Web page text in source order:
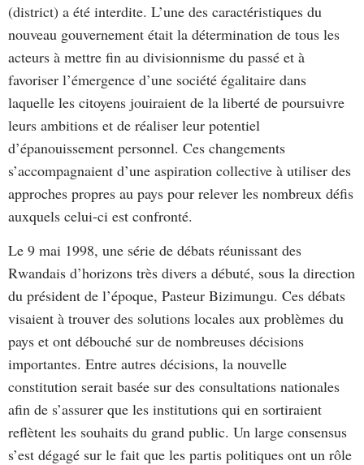
(district) a été interdite. L’une des caractéristiques du
nouveau gouvernement était la détermination de tous les
acteurs à mettre fin au divisionnisme du passé et à
favoriser l’émergence d’une société égalitaire dans
laquelle les citoyens jouiraient de la liberté de poursuivre
leurs ambitions et de réaliser leur potentiel
d’épanouissement personnel. Ces changements
s’accompagnaient d’une aspiration collective à utiliser des
approches propres au pays pour relever les nombreux défis
auxquels celui-ci est confronté.
Le 9 mai 1998, une série de débats réunissant des
Rwandais d’horizons très divers a débuté, sous la direction
du président de l’époque, Pasteur Bizimungu. Ces débats
visaient à trouver des solutions locales aux problèmes du
pays et ont débouché sur de nombreuses décisions
importantes. Entre autres décisions, la nouvelle
constitution serait basée sur des consultations nationales
afin de s’assurer que les institutions qui en sortiraient
reflètent les souhaits du grand public. Un large consensus
s’est dégagé sur le fait que les partis politiques ont un rôle